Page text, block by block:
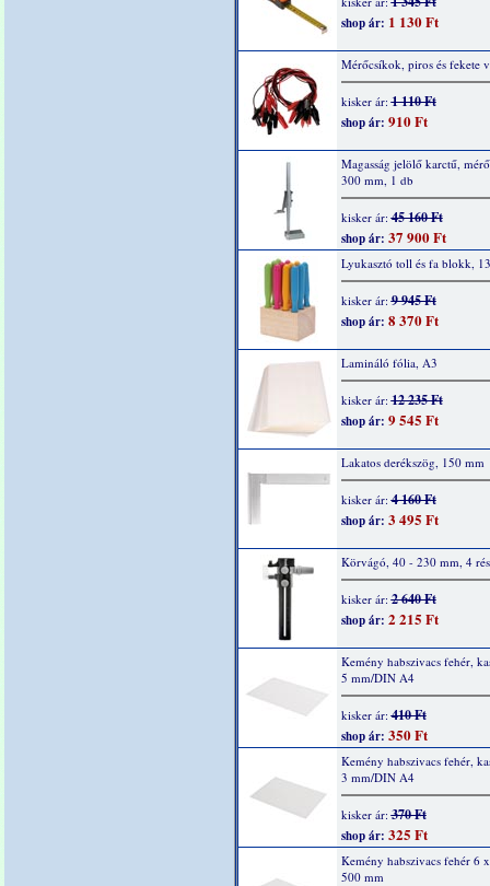
shop ár: 1 130 Ft
Mérőcsíkok, piros és fekete
kisker ár:1 110 Ft
shop ár: 910 Ft
Magasság jelölő karctű,
300 mm, 1 db
kisker ár:45 160 Ft
shop ár: 37 900 Ft
Lyukasztó toll és fa blokk, 13
kisker ár:9 945 Ft
shop ár: 8 370 Ft
Lamináló fólia, A3
kisker ár:12 235 Ft
shop ár: 9 545 Ft
Lakatos derékszög, 150 mm
kisker ár:4 160 Ft
shop ár: 3 495 Ft
Körvágó, 40 - 230 mm, 4
kisker ár:2 640 Ft
shop ár: 2 215 Ft
Kemény habszivacs fehér,
5 mm/DIN A4
kisker ár:410 Ft
shop ár: 350 Ft
Kemény habszivacs fehér,
3 mm/DIN A4
kisker ár:370 Ft
shop ár: 325 Ft
Kemény habszivacs fehér 6
500 mm